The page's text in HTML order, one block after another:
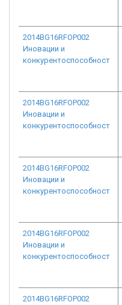
2014BG16RFOP002
Иновации и
конкурентоспособност
2014BG16RFOP002
Иновации и
конкурентоспособност
2014BG16RFOP002
Иновации и
конкурентоспособност
2014BG16RFOP002
Иновации и
конкурентоспособност
2014BG16RFOP002